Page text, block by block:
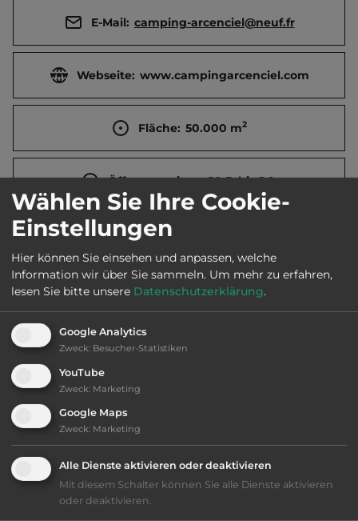
E-Mail: camping-arcenciel@neuf.fr
Webseite: www.campingarcenciel.com
Fläche: 50.000 m2
Öffnungszeiten: 20.5. bis 5.9.
Telefon: 0033 4 75880465
Ausstattung:
bis 40,- Euro
Klassifizierung: befriedigend
Lage: schön
Platzeinrichtung: gut
Wählen Sie Ihre Cookie-
Einstellungen
Hier können Sie einsehen und anpassen, welche
Information wir über Sie sammeln. Um mehr zu erfahren,
lesen Sie bitte unsere Datenschutzerklärung.
Google Analytics
Zweck: Besucher-Statistiken
YouTube
Zweck: Marketing
Google Maps
Zweck: Marketing
Alle Dienste aktivieren oder deaktivieren
Mit diesem Schalter können Sie alle Dienste aktivieren
oder deaktivieren.